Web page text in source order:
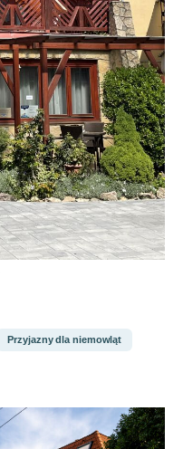
Przyjazny dla niemowląt